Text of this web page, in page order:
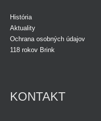
História
Aktuality
Ochrana osobných údajov
118 rokov Brink
KONTAKT